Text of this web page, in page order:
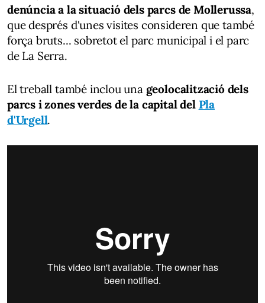
denúncia a la situació dels parcs de Mollerussa,
que després d'unes visites consideren que també
força bruts... sobretot el parc municipal i el parc
de La Serra.
El treball també inclou una geolocalització dels
parcs i zones verdes de la capital del Pla
d'Urgell.